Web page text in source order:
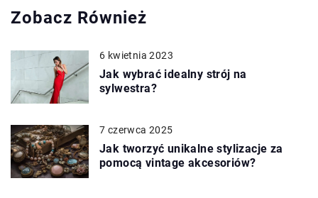
Zobacz Również
6 kwietnia 2023
Jak wybrać idealny strój na
sylwestra?
7 czerwca 2025
Jak tworzyć unikalne stylizacje za
pomocą vintage akcesoriów?